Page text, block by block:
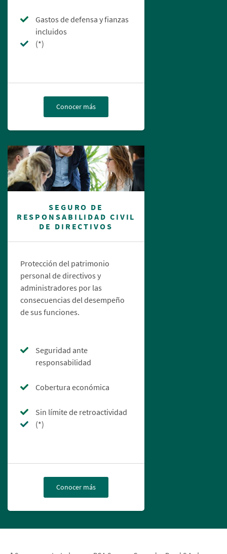
Gastos de defensa y fianzas
incluidos
(*)
Conocer más
SEGURO DE
RESPONSABILIDAD CIVIL
DE DIRECTIVOS
Protección del patrimonio
personal de directivos y
administradores por las
consecuencias del desempeño
de sus funciones.
Seguridad ante
responsabilidad
Cobertura económica
Sin límite de retroactividad
(*)
Conocer más